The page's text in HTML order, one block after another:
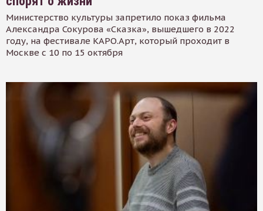
Министерство культуры запретило показ фильма
Александра Сокурова «Сказка», вышедшего в 2022
году, на фестивале КАРО.Арт, который проходит в
Москве с 10 по 15 октября